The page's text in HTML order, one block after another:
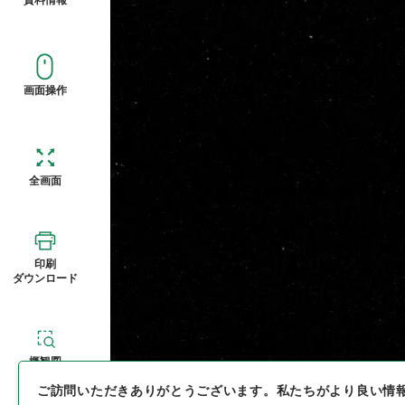
画面操作
全画面
印刷
ダウンロード
概観図
ご訪問いただきありがとうございます。 私たちがより良い情